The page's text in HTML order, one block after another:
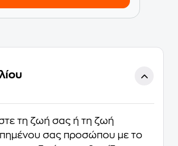
τη ζωή σας ή τη ζωή
σας προσώπου με το